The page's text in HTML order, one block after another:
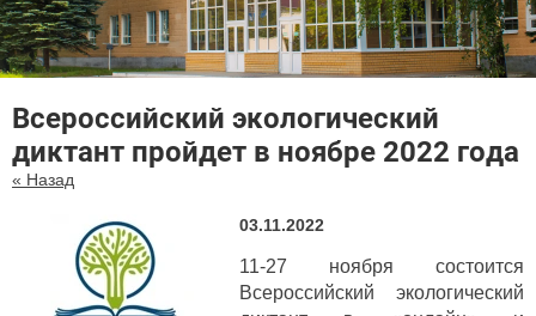
Всероссийский экологический
диктант пройдет в ноябре 2022 года
« Назад
03.11.2022
11-27 ноября состоится
Всероссийский экологический